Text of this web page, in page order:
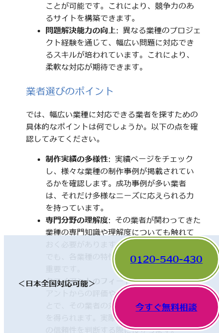
ことが可能です。これにより、競争力のあ
るサイトを構築できます。
問題解決能力の向上: 異なる業種のプロジェ
クト経験を通じて、幅広い問題に対応でき
るスキルが培われています。これにより、
柔軟な対応が期待できます。
業者選びのポイント
では、幅広い業種に対応できる業者を探すための
具体的なポイントは何でしょうか。以下の点を確
認してみてください。
制作実績の多様性: 実績ページをチェック
し、様々な業種の制作事例が掲載されてい
るかを確認します。成功事例が多い業者
は、それだけ多様なニーズに応えられる力
を持っています。
専門分野の理解度: その業者が関わってきた
業種の専門知識や理解度についても触れて
おく必要があります。一見、異なった分野
でも、各業種の特性を理解していることが
クライアントのフィードバック: 他のクライ
アントからの評価やレビューを確認するこ
とで、その業者の対応や成果に関する情報
を得られます。実際の利用者の声は、業者
の信頼性を判断する際に役立ちます。
＜日本全国対応可能＞
0120-540-430
今すぐ無料相談